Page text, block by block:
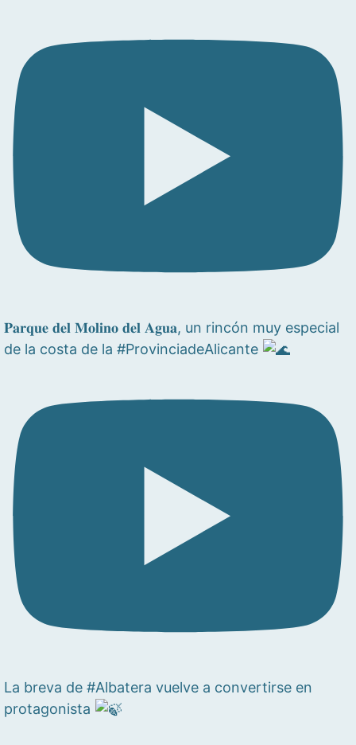
𝐏𝐚𝐫𝐪𝐮𝐞 𝐝𝐞𝐥 𝐌𝐨𝐥𝐢𝐧𝐨 𝐝𝐞𝐥 𝐀𝐠𝐮𝐚, un rincón muy especial
de la costa de la #ProvinciadeAlicante
La breva de #Albatera vuelve a convertirse en
protagonista